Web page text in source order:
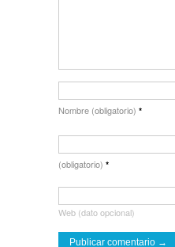
Nombre (obligatorio) *
(obligatorio) *
Web (dato opcional)